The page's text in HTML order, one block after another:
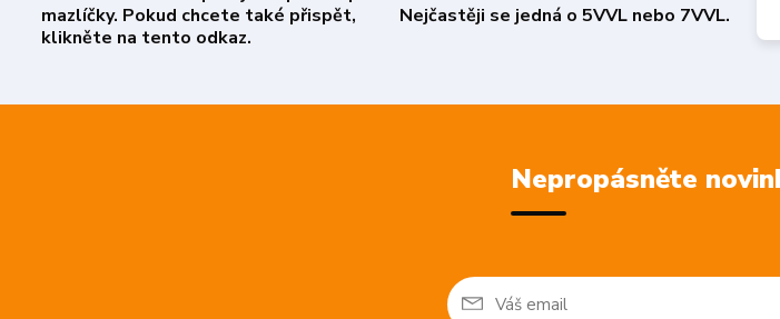
mazlíčky. Pokud chcete také přispět,
klikněte na tento odkaz.
Nejčastěji se jedná o 5VVL nebo 7VVL.
Nepropásněte